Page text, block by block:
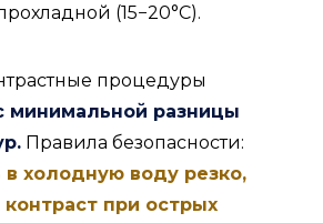
(15−20°C).
процедуры
минимальной разницы
Правила безопасности:
в холодную воду резко,
при острых